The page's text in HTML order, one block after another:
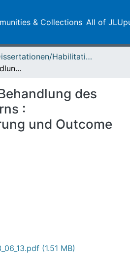
& Collections All of
Dissertationen/Habilitationen
Chirurgische Behandlung des Vorhofflimmerns : Erfolgevaluierung und Outcome
des
:
und Outcome
(1.51 MB)